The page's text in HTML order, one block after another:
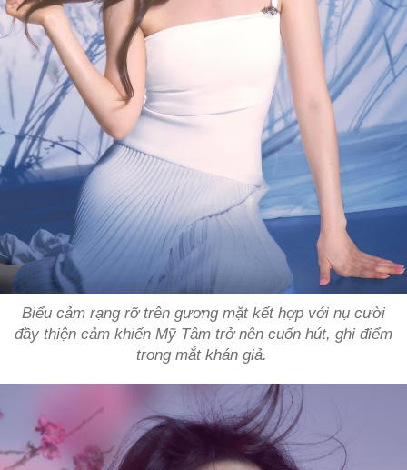
Biểu cảm rạng rỡ trên gương mặt kết hợp với nụ cười
đầy thiện cảm khiến Mỹ Tâm trở nên cuốn hút, ghi điểm
trong mắt khán giả.